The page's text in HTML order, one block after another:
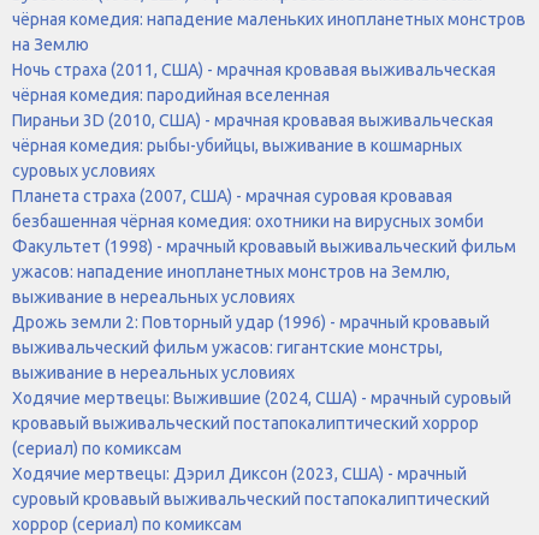
чёрная комедия: нападение маленьких инопланетных монстров
на Землю
Ночь страха (2011, США) - мрачная кровавая выживальческая
чёрная комедия: пародийная вселенная
Пираньи 3D (2010, США) - мрачная кровавая выживальческая
чёрная комедия: рыбы-убийцы, выживание в кошмарных
суровых условиях
Планета страха (2007, США) - мрачная суровая кровавая
безбашенная чёрная комедия: охотники на вирусных зомби
Факультет (1998) - мрачный кровавый выживальческий фильм
ужасов: нападение инопланетных монстров на Землю,
выживание в нереальных условиях
Дрожь земли 2: Повторный удар (1996) - мрачный кровавый
выживальческий фильм ужасов: гигантские монстры,
выживание в нереальных условиях
Ходячие мертвецы: Выжившие (2024, США) - мрачный суровый
кровавый выживальческий постапокалиптический хоррор
(сериал) по комиксам
Ходячие мертвецы: Дэрил Диксон (2023, США) - мрачный
суровый кровавый выживальческий постапокалиптический
хоррор (сериал) по комиксам